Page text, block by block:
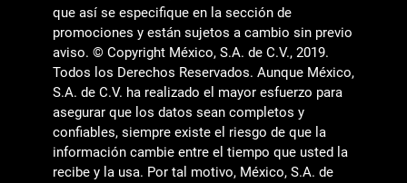
que así se especifique en la sección de
promociones y están sujetos a cambio sin previo
aviso. © Copyright México, S.A. de C.V., 2019.
Todos los Derechos Reservados. Aunque México,
S.A. de C.V. ha realizado el mayor esfuerzo para
asegurar que los datos sean completos y
confiables, siempre existe el riesgo de que la
información cambie entre el tiempo que usted la
recibe y la usa. Por tal motivo, México, S.A. de